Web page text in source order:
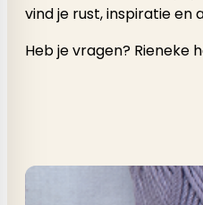
vind je rust, inspiratie en
Heb je vragen? Rieneke